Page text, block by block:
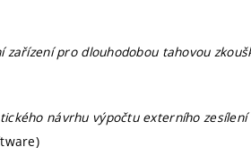
zařízení pro dlouhodobou tahovou
návrhu výpočtu externího zesílení